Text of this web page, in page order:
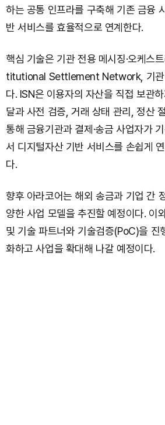
하는 공통 인프라를 구축해 기존 금융
반 서비스를 효율적으로 연계한다.
핵심 기술은 기관 전용 메시징·오케스
titutional Settlement Network, 기관
다. ISN은 이용자의 자산을 직접 보관
달과 사전 검증, 거래 상태 관리, 정산
통해 금융기관과 결제·송금 사업자가
서 디지털자산 기반 서비스를 손쉽게
다.
향후 아라코어는 해외 송금과 기업 간
양한 사업 모델을 추진할 예정이다. 이
및 기술 파트너와 기술검증(PoC)을 진
화하고 사업을 확대해 나갈 예정이다.